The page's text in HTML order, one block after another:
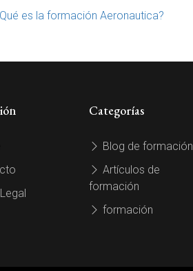
es la formación Aeronautica?
Categorías
Blog de formación
Artículos de
formación
formación